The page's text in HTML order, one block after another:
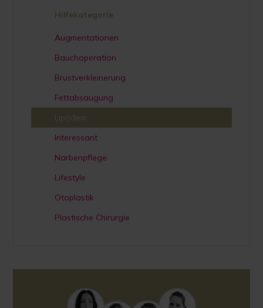
Hilfekategorie
Augmentationen
Bauchoperation
Brustverkleinerung
Fettabsaugung
Lipödem
Interessant
Narbenpflege
Lifestyle
Otoplastik
Plastische Chirurgie